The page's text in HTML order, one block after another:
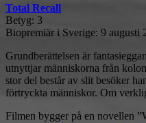
Total Recall
Betyg: 3
Biopremiär i Sverige: 9 augusti
Grundberättelsen är
utnyttjar människorna från
stor del består av slit besöker
förtryckta människor. Om
Filmen bygger på en novellen